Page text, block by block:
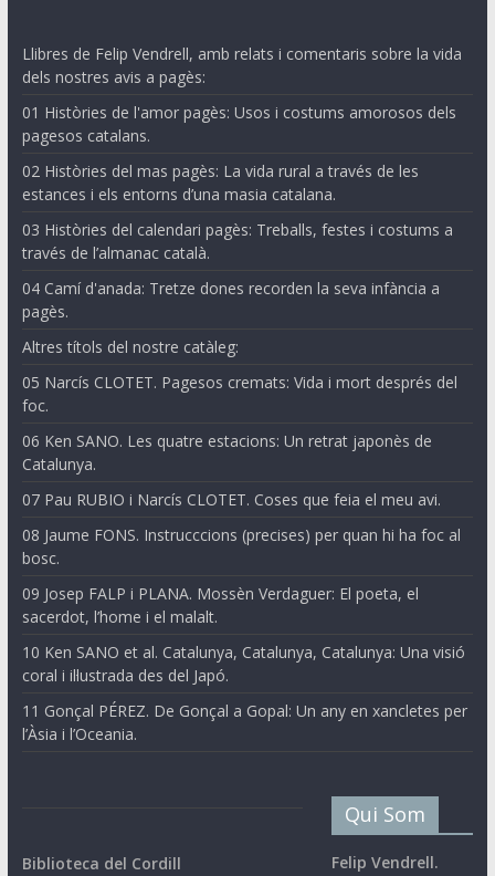
Llibres de Felip Vendrell, amb relats i comentaris sobre la vida
dels nostres avis a pagès:
01 Històries de l'amor pagès: Usos i costums amorosos dels
pagesos catalans.
02 Històries del mas pagès: La vida rural a través de les
estances i els entorns d’una masia catalana.
03 Històries del calendari pagès: Treballs, festes i costums a
través de l’almanac català.
04 Camí d'anada: Tretze dones recorden la seva infància a
pagès.
Altres títols del nostre catàleg:
05 Narcís CLOTET. Pagesos cremats: Vida i mort després del
foc.
06 Ken SANO. Les quatre estacions: Un retrat japonès de
Catalunya.
07 Pau RUBIO i Narcís CLOTET. Coses que feia el meu avi.
08 Jaume FONS. Instrucccions (precises) per quan hi ha foc al
bosc.
09 Josep FALP i PLANA. Mossèn Verdaguer: El poeta, el
sacerdot, l’home i el malalt.
10 Ken SANO et al. Catalunya, Catalunya, Catalunya: Una visió
coral i il·lustrada des del Japó.
11 Gonçal PÉREZ. De Gonçal a Gopal: Un any en xancletes per
l’Àsia i l’Oceania.
Biblioteca del Cordill
Qui Som
Felip Vendrell.